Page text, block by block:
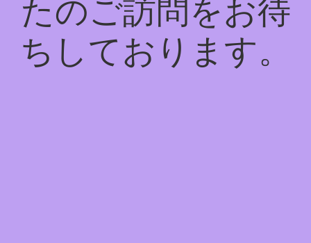
たのご訪問をお待
ちしております。